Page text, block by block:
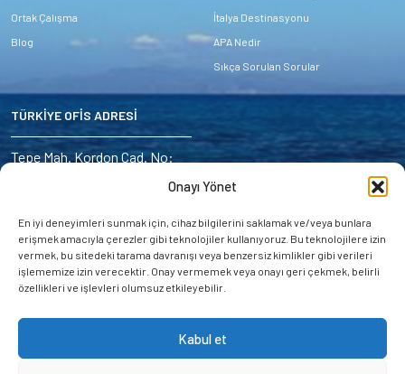
Onayı Yönet
En iyi deneyimleri sunmak için, cihaz bilgilerini saklamak ve/veya bunlara
erişmek amacıyla çerezler gibi teknolojiler kullanıyoruz. Bu teknolojilere izin
vermek, bu sitedeki tarama davranışı veya benzersiz kimlikler gibi verileri
işlememize izin verecektir. Onay vermemek veya onayı geri çekmek, belirli
özellikleri ve işlevleri olumsuz etkileyebilir.
Kabul et
Ortak Çalışma
Blog
İtalya Destinasyonu
APA Nedir
Sıkça Sorulan Sorular
TÜRKİYE OFİS ADRESİ
Address:
Tepe Mah. Kordon Cad. No:
E-mail:
miryayachting@gmail.com
GSM and WhatsApp:
+90 537 053 8416
GSM and WhatsApp:
+90 544 878 4852